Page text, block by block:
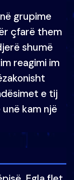
grupime
çfarë them
shumë
reagimi im
e tij
kam një